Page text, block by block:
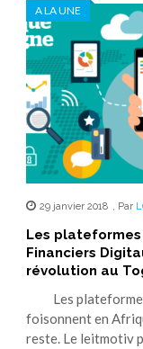
A LA UNE
29 janvier 2018 , Par
Les plateformes
Financiers
révolution au
Les plateformes
foisonnent en
reste. Le leitmotiv